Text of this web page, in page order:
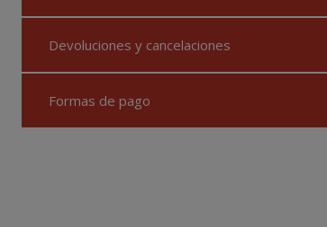
Devoluciones y cancelaciones
Formas de pago